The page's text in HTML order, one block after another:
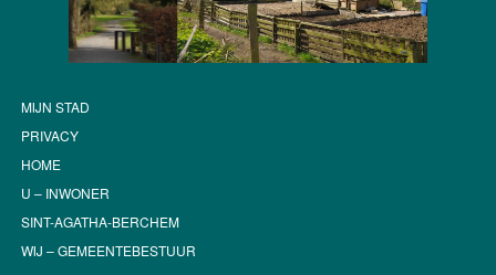
MIJN STAD
PRIVACY
HOME
U – INWONER
SINT-AGATHA-BERCHEM
WIJ – GEMEENTEBESTUUR